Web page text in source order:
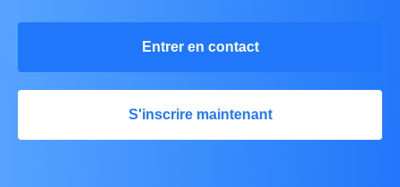
Entrer en contact
S'inscrire maintenant